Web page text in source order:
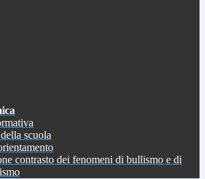
scuola
contrasto dei fenomeni di bullismo e di